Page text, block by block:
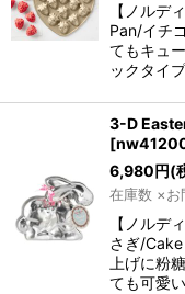
【ノルデ
Pan/イチ
てもキュ
ックタイ
3-D
[
6,980円(
在庫数 ×お
【ノルデ
さぎ/
上げに粉
ても可愛